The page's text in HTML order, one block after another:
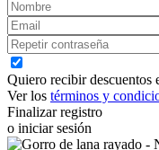
Quiero recibir descuentos
Ver los términos y
Finalizar registro
o iniciar sesión